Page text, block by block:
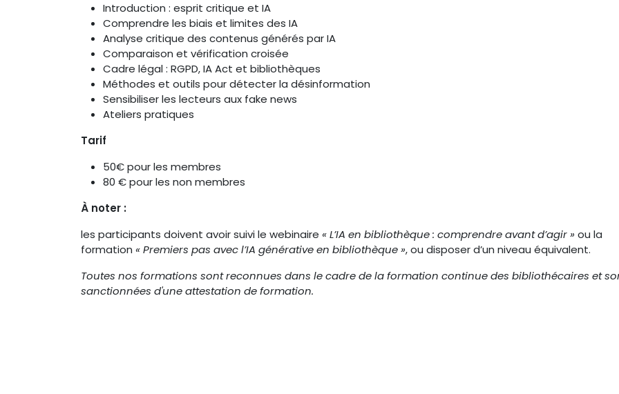
Introduction : esprit critique et IA
Comprendre les biais et limites des IA
Analyse critique des contenus générés par IA
Comparaison et vérification croisée
Cadre légal : RGPD, IA Act et bibliothèques
Méthodes et outils pour détecter la désinformation
Sensibiliser les lecteurs aux fake news
Ateliers pratiques
Tarif
50€ pour les membres
80 € pour les non membres
À noter :
les participants doivent avoir suivi le webinaire « L’IA en bibliothèque : comprendre avant d’agir »ou la
formation « Premiers pas avec l’IA générative en bibliothèque », ou disposer d’un niveau équivalent.
Toutes nos formations sont reconnues dans le cadre de la formation continue des bibliothécaires et
sanctionnées d'une attestation de formation.